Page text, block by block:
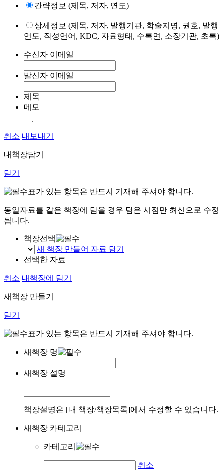
간략정보 (제목, 저자, 연도)
상세정보 (제목, 저자, 발행기관, 학술지명, 권호, 발행
연도, 작성언어, KDC, 자료형태, 수록면, 소장기관, 초록)
수신자 이메일
발신자 이메일
제목
메모
취소 내보내기
내책장담기
닫기
표가 있는 항목은 반드시 기재해 주셔야 합니다.
동일자료를 같은 책장에 담을 경우 담은 시점만 최신으로 수정
됩니다.
책장선택
새 책장 만들어 자료 담기
선택한 자료
취소 내책장에 담기
새책장 만들기
닫기
표가 있는 항목은 반드시 기재해 주셔야 합니다.
새책장 명
새책장 설명
책장설명은 [내 책장/책장목록]에서 수정할 수 있습니다.
새책장 카테고리
카테고리
취소